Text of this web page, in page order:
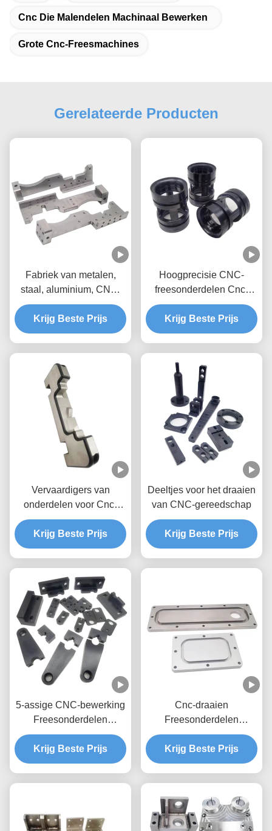
Cnc Die Malendelen Machinaal Bewerken
Grote Cnc-Freesmachines
Gerelateerde Producten
Fabriek van metalen,
staal, aluminium, CNC-
freesonderdelen
Krijg Beste Prijs
Hoogprecisie CNC-
freesonderdelen Cnc-
freesstukken Accessoires
Aluminium
Krijg Beste Prijs
Vervaardigers van
onderdelen voor Cnc-
freesmachines op maat
Krijg Beste Prijs
Deeltjes voor het draaien
van CNC-gereedschap
Krijg Beste Prijs
5-assige CNC-bewerking
Freesonderdelen
Importeurs Cnc-freesproef
Messing roestvrij staal
Krijg Beste Prijs
Cnc-draaien
Freesonderdelen
Precision Cnc-
freesproces Prototype
Krijg Beste Prijs